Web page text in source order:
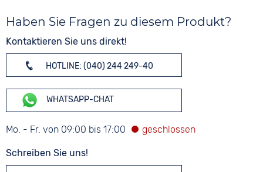
Haben Sie Fragen zu diesem Produkt?
Kontaktieren Sie uns direkt!
HOTLINE: (040) 244 249-40
WHATSAPP-CHAT
Mo. - Fr. von 09:00 bis 17:00
Schreiben Sie uns!